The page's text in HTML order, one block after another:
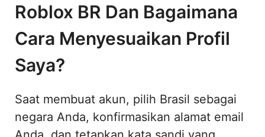
Roblox BR Dan Bagaimana
Cara Menyesuaikan Profil
Saya?
Saat membuat akun, pilih Brasil sebagai
negara Anda, konfirmasikan alamat email